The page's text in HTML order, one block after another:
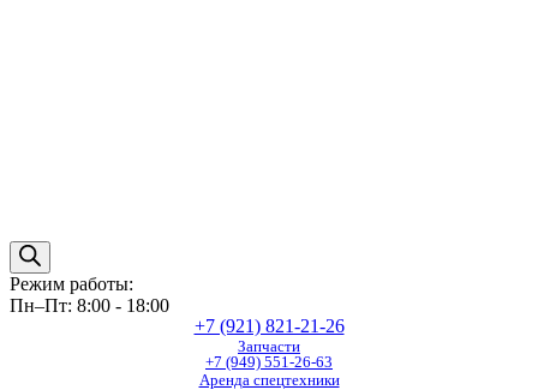
Режим работы:
Пн–Пт: 8:00 - 18:00
+7 (921) 821-21-26
Запчасти
+7 (949) 551-26-63
Аренда спецтехники